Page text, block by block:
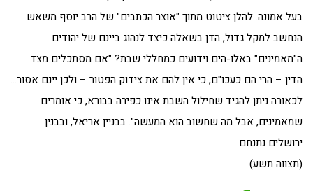
בעל אמונה. להלן ציטוט מתוך "אוצר הכתבים" של הרב יוסף משאש
הנחשב למקל גדול, הדן בשאלה כיצד לנהוג ביינם של יהודים
ה"מאמינים" באלו-הים וידועים כמחללי שבת? "אם מסתכלים מצד
הדין – הרי הם כעכו"ם, כי אין להם את צידוק הפטור – ולכן יינם אסור…
לכאורה ניתן להגיד שחילול השבת אינו כפירה בבורא, כי אומרים
שמאמינים, אבל מה שחשוב הוא המעשה". בבניין אריאל, ובבנין
ירושלים נתנחם.
(תצווה תשע)